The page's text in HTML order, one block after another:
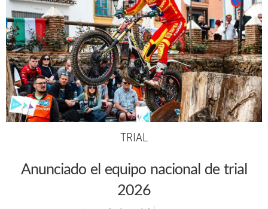
TRIAL
Anunciado el equipo nacional de trial
2026